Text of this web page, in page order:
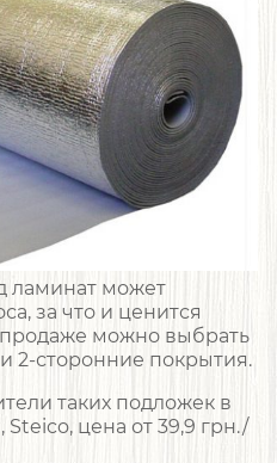
ламинат может
за что и ценится
можно выбрать
2-сторонние покрытия.
таких подложек в
цена от 39,9 грн./